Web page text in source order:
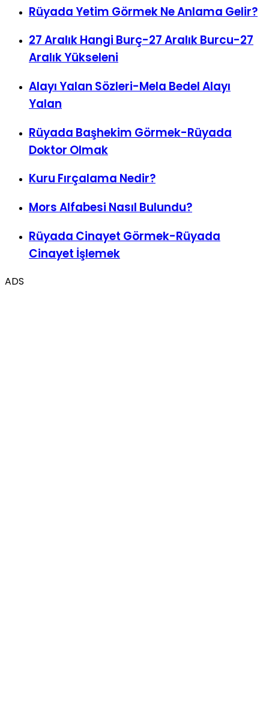
Rüyada Yetim Görmek Ne Anlama Gelir?
27 Aralık Hangi Burç-27 Aralık Burcu-27
Aralık Yükseleni
Alayı Yalan Sözleri-Mela Bedel Alayı
Yalan
Rüyada Başhekim Görmek-Rüyada
Doktor Olmak
Kuru Fırçalama Nedir?
Mors Alfabesi Nasıl Bulundu?
Rüyada Cinayet Görmek-Rüyada
Cinayet İşlemek
ADS